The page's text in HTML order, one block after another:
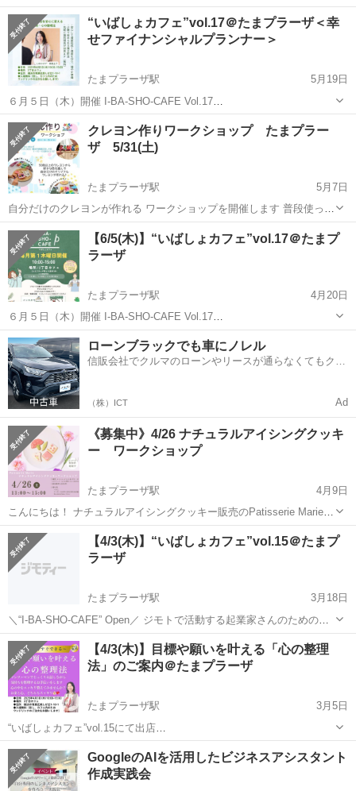
❁.｡.:*:.｡.✽.｡.:*:.｡.❁.｡.:*:.｡.✽.｡.:*:.｡.❁.｡.:*:.｡.✽ ◆日時 2025年6月5
日(木)10:00-...
神奈川 横浜市 たまプラーザ駅 ワークショップ
フリーランス
“いばしょカフェ”vol.17＠たまプラーザ＜幸
せファイナンシャルプランナー＞
たまプラーザ駅
5月19日
６月５日（木）開催 I-BA-SHO-CAFE Vol.17
❁.｡.:*:.｡.✽.｡.:*:.｡.❁.｡.:*:.｡.✽.｡.:*:.｡.❁.｡.:*:.｡.✽ ◆日時 2025年6月5
日(木)10:00-...
神奈川 横浜市 たまプラーザ駅 ワークショップ
フリーランス
クレヨン作りワークショップ たまプラー
ザ 5/31(土)
たまプラーザ駅
5月7日
自分だけのクレヨンが作れる ワークショップを開催します 普段使って
いる細長いクレヨンじゃない くるま・きょうりゅう・お花・動物など
好きな“かたち”のクレヨンが作れます！ おとなも、こどもも どなたで
も参加OK♡ 簡単...
神奈川 横浜市 たまプラーザ駅 動物
【6/5(木)】“いばしょカフェ”vol.17＠たまプ
ラーザ
たまプラーザ駅
4月20日
６月５日（木）開催 I-BA-SHO-CAFE Vol.17
❁.｡.:*:.｡.✽.｡.:*:.｡.❁.｡.:*:.｡.✽.｡.:*:.｡.❁.｡.:*:.｡.✽ ◆日時 2025年6月5
日(木)10:00-...
神奈川 横浜市 たまプラーザ駅 ワークショップ
ローンブラックでも車にノレル
信販会社でクルマのローンやリースが通らなくてもクル
（株）ICT Ad
《募集中》4/26 ナチュラルアイシングクッキ
ー ワークショップ
たまプラーザ駅
4月9日
こんにちは！ ナチュラルアイシングクッキー販売のPatisserie Marieと
申します。 ワークショップの募集です！ 母の日にもぴったり♪ カーネ
ーションとハンカチなどのアイシングクッキーが作れるワーク...
神奈川 たまプラーザ駅 ワークショップ 会場
【4/3(木)】“いばしょカフェ”vol.15＠たまプ
ラーザ
たまプラーザ駅
3月18日
＼“I-BA-SHO-CAFE” Open／ ジモトで活動する起業家さんのための学
びと交流イベント “いばしょカフェ”vol.15 “いばしょカフェ”たまプラー
ザで起業支援をしている 「まちなかbizあおば...
神奈川 横浜市 たまプラーザ駅 ワークショップ 温活
【4/3(木)】目標や願いを叶える「心の整理
法」のご案内＠たまプラーザ
たまプラーザ駅
3月5日
“いばしょカフェ”vol.15にて出店
❁.｡.:*:.｡.✽.｡.:*:.｡.❁.｡.:*:.｡.✽.｡.:*:.｡.❁.｡.:*:.｡.✽ ◆日時 2025年4月3
日(木)10:00-15:00 ◆場所 3丁目...
神奈川 横浜市 たまプラーザ駅 ワークショップ お金
GoogleのAIを活用したビジネスアシスタント
作成実践会